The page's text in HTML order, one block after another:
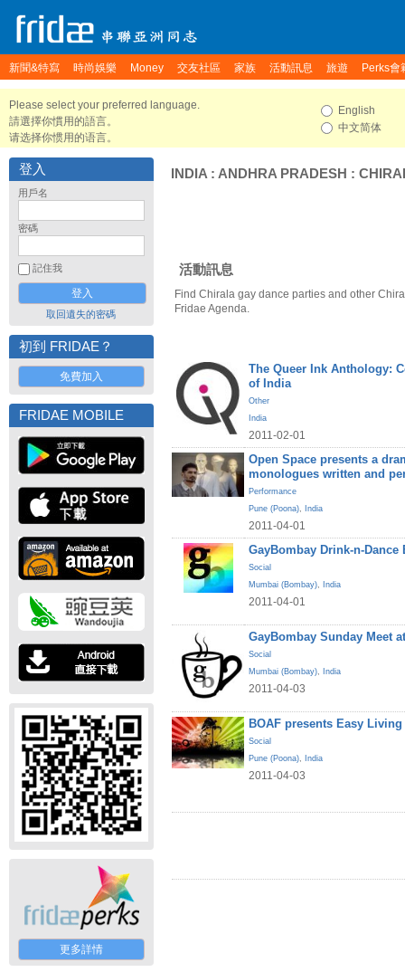
新聞&特寫 時尚娛樂 Money 交友社區 家族 活動訊息 旅遊 Perks會
Please select your preferred language.
請選擇你慣用的語言。
请选择你惯用的语言。
English
中文简体
登入
用戶名
密碼
記住我
取回遺失的密碼
初到 FRIDAE？
免費加入
FRIDAE MOBILE
更多詳情
INDIA : ANDHRA PRADESH :
活動訊息
Find Chirala gay dance parties and other
Fridae Agenda.
The Queer Ink Anthology:
of India
Other
India
2011-02-01
Open Space presents a
monologues written and
Performance
Pune (Poona), India
2011-04-01
GayBombay Drink-n-Dance
Social
Mumbai (Bombay), India
2011-04-01
GayBombay Sunday Meet
Social
Mumbai (Bombay), India
2011-04-03
BOAF presents Easy
Social
Pune (Poona), India
2011-04-03